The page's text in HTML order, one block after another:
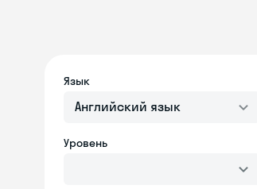
Язык
Английский язык
Уровень